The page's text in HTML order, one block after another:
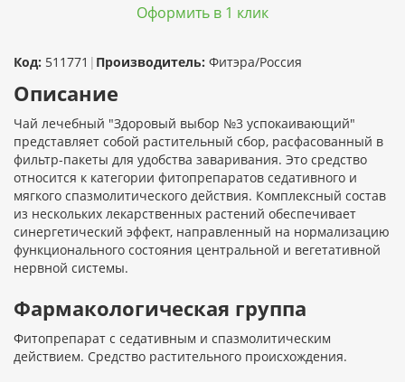
Оформить в 1 клик
Код: 511771 | Производитель: Фитэра/Россия
Описание
Чай лечебный "Здоровый выбор №3 успокаивающий"
представляет собой растительный сбор, расфасованный в
фильтр-пакеты для удобства заваривания. Это средство
относится к категории фитопрепаратов седативного и
мягкого спазмолитического действия. Комплексный состав
из нескольких лекарственных растений обеспечивает
синергетический эффект, направленный на нормализацию
функционального состояния центральной и вегетативной
нервной системы.
Фармакологическая группа
Фитопрепарат с седативным и спазмолитическим
действием. Средство растительного происхождения.